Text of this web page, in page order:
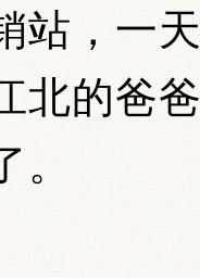
站，一
北的爸
。